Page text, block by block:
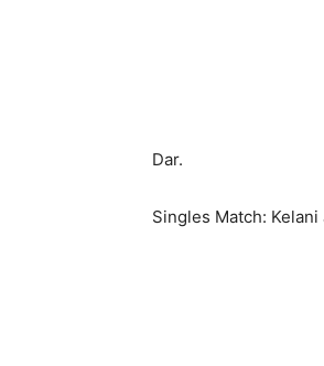
Dar.
Singles Match: